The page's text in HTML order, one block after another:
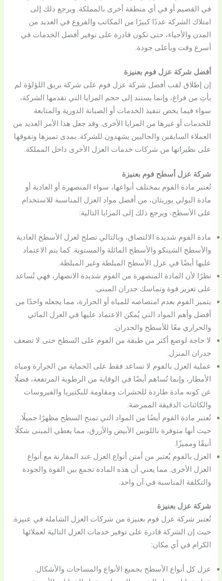
في القصيم أو في أي منطقة أخرى بالمملكة. ويرجع ذلك إلى
امتلاك الشركة عددًا كبيرًا من المكاتب والفروع في العديد من
المدن والأحياء، حتى تكون قادرة على توفير أفضل الخدمات في
أسرع وقت وبأعلى جودة.
أفضل شركة عزل فوم بعنيزة
إن إطلاق لقب أفضل شركة عزل فوم على شركة بريق اللؤلؤة لم
يأتِ من فراغ، وإنما يستند إلى حجم المزايا التي تقدمها الشركة،
سواء فيما يخص تنفيذ الخدمات أو الصيانة الدورية والمتابعة
للخدمات أو غيرها من المزايا الأخرى. وقد جعل هذا الأمر العديد من
العملاء السابقين والحاليين يشهدون للشركة. بمدى تميزها وتفوقها
على نظيراتها من شركات خدمات العزل الأخرى داخل المملكة.
شركة عزل أسطح فوم بعنيزة
تُعتبر مادة الفوم بمختلف أنواعها، سواء المنصهرة أو العادية أو
مادة البولي يوريثان، من أفضل مواد العزل المناسبة للاستخدام
على الأسطح، ويرجع ذلك إلى المزايا التالية:
مادة الفوم شديدة الالتصاق، وبالتالي تصلح لعزل الأسطح العادية
والأسطح الشينكو والأسطح المائلة والمستوية. كما يتم الاعتماد
عليها أيضًا في عزل الأسطح المبلطة وغير المبلطة.
نظرًا لأن المادة المنصهرة من الفوم شديدة الانصهار، فهي تُساعد
على تعزيز قوة وتماسك جدران المبنى.
يتميز الفوم بعدم امتصاصه للمياه أو الحرارة، مما يجعله واحدًا من
أفضل وأهم المواد التي يُمكن الاعتماد عليها في العزل المائي
والحراري معًا للأسطح والجدران.
لا حاجة لوضع أكثر من طبقة من الفوم على السطح حتى لا تضعف
جدران المنزل.
عملية العزل بالفوم لا تساعد فقط على الحماية من الحرارة ومياه
الأمطار، وإنما تُساهم أيضًا في الوقاية من الرطوبة المرتفعة، فضلًا
عن كونه مادة طاردة للحشرات ومقاومة للبكتيريا والفيروسات
والكائنات الدقيقة الممرضة.
تُعتبر مادة الفوم أيضًا من المواد التي تمنح السطح مظهرًا جميلًا.
حيث أنها متوفرة باللونين الأبيض والأزرق، مما يعطي المبنى شكلًا
أنيقًا ومميزًا.
العزل بالفوم يُعتبر من أمتن أنواع العزل عند المقارنة مع أنواع
العزل الأخرى. مما يعني أن هذه المادة تجمع بين القوة والجودة
والتكلفة المناسبة في آن واحد.
شركة عزل بعنيزة
تُعتبر شركة عزل فوم بعنيزة من شركات العزل الشاملة في عنيزة.
حيث إن الشركة قادرة على توفير خدمات العزل التالية لعملائها
الكرام في أي مكان:
عزل كل أنواع الأسطح بجميع الأنواع والمساحات والأشكال.